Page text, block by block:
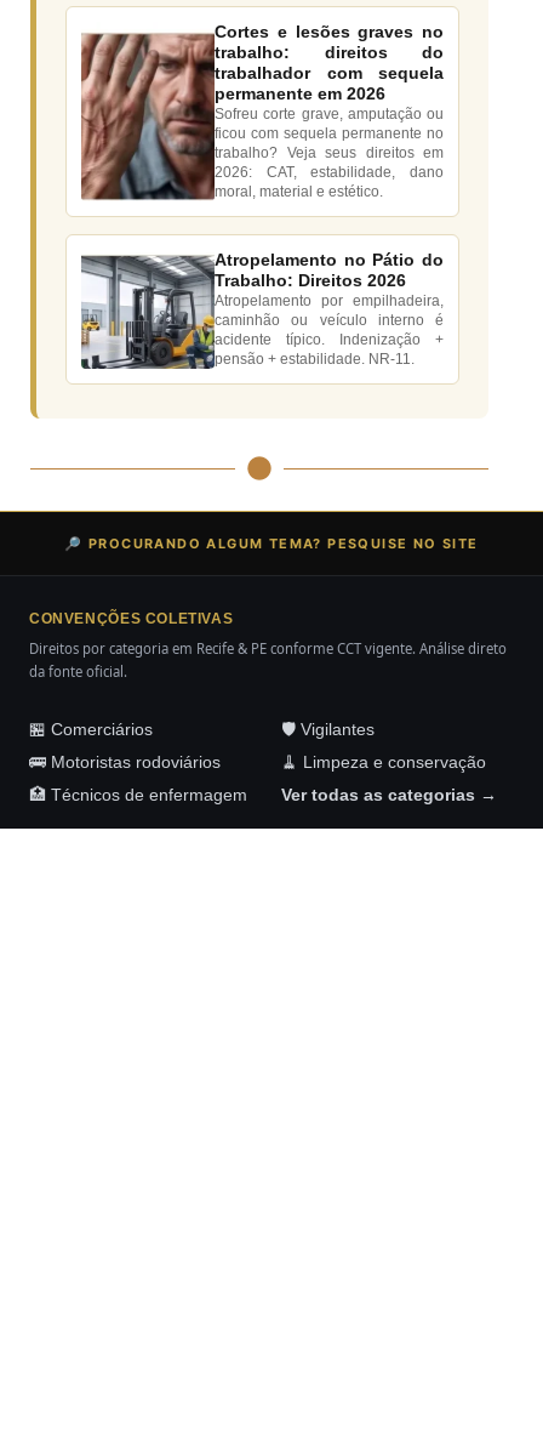
Cortes e lesões graves no
trabalho: direitos do
trabalhador com sequela
permanente em 2026
Sofreu corte grave, amputação ou
ficou com sequela permanente no
trabalho? Veja seus direitos em
2026: CAT, estabilidade, dano
moral, material e estético.
Atropelamento no Pátio do
Trabalho: Direitos 2026
Atropelamento por empilhadeira,
caminhão ou veículo interno é
acidente típico. Indenização +
pensão + estabilidade. NR-11.
🔎 PROCURANDO ALGUM TEMA? PESQUISE NO SITE
CONVENÇÕES COLETIVAS
Direitos por categoria em Recife & PE conforme CCT vigente. Análise direto
da fonte oficial.
🏪 Comerciários
🛡️ Vigilantes
🚌 Motoristas rodoviários
🧹 Limpeza e conservação
🏥 Técnicos de enfermagem
Ver todas as categorias →